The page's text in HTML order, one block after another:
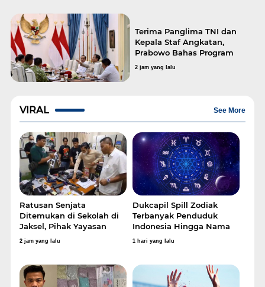
Terima Panglima TNI dan
Kepala Staf Angkatan,
Prabowo Bahas Program
Jembatan Desa hingga Air
2 jam yang lalu
VIRAL See More
Ratusan Senjata
Ditemukan di Sekolah di
Jaksel, Pihak Yayasan
Akui Tak Tahu
2 jam yang lalu
Dukcapil Spill Zodiak
Terbanyak Penduduk
Indonesia Hingga Nama
Terunik
1 hari yang lalu